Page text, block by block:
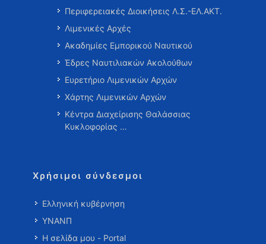
Περιφερειακές Διοικήσεις Λ.Σ.-ΕΛ.ΑΚΤ.
Λιμενικές Αρχές
Ακαδημίες Εμπορικού Ναυτικού
Έδρες Ναυτιλιακών Ακολούθων
Ευρετήριο Λιμενικών Αρχών
Χάρτης Λιμενικών Αρχών
Κέντρα Διαχείρισης Θαλάσσιας
Κυκλοφορίας …
Χρήσιμοι σύνδεσμοι
Ελληνική κυβέρνηση
ΥΝΑΝΠ
Η σελίδα μου - Portal